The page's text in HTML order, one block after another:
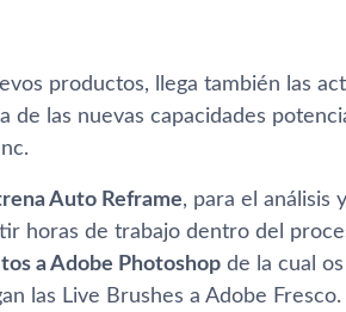
productos, llega también las
de las nuevas capacidades
Auto Reframe, para el análisis
horas de trabajo dentro del
a Adobe Photoshop de la cual
las Live Brushes a Adobe Fresco.